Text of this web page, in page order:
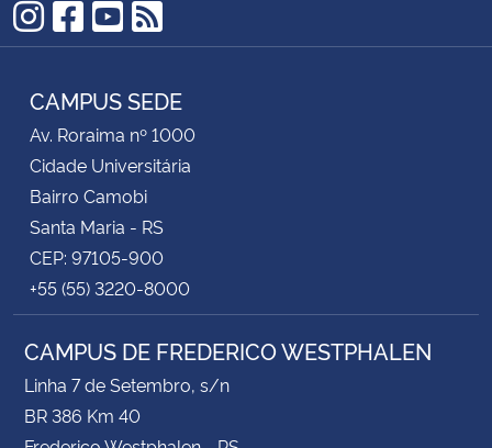
Instagram
Facebook
YouTube
RSS
CAMPUS SEDE
Av. Roraima nº 1000
Cidade Universitária
Bairro Camobi
Santa Maria - RS
CEP: 97105-900
+55 (55) 3220-8000
CAMPUS DE FREDERICO WESTPHALEN
Linha 7 de Setembro, s/n
BR 386 Km 40